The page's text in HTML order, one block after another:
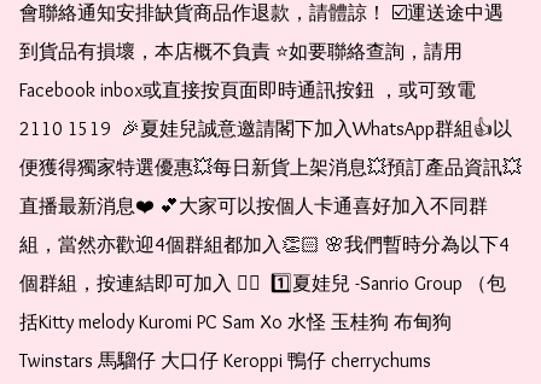
會聯絡通知安排缺貨商品作退款，請體諒！ ☑️運送途中遇
到貨品有損壞，本店概不負責 ⭐️如要聯絡查詢，請用
Facebook inbox或直接按頁面即時通訊按鈕 ，或可致電
2110 1519  🎉夏娃兒誠意邀請閣下加入WhatsApp群組👍以
便獲得獨家特選優惠💥每日新貨上架消息💥預訂產品資訊💥
直播最新消息❤️ 💕大家可以按個人卡通喜好加入不同群
組，當然亦歡迎4個群組都加入👏🏻 🌸我們暫時分為以下4
個群組，按連結即可加入 👇🏻  1️⃣夏娃兒 -Sanrio Group （包
括Kitty melody Kuromi PC Sam Xo 水怪 玉桂狗 布甸狗
Twinstars 馬騮仔 大口仔 Keroppi 鴨仔 cherrychums